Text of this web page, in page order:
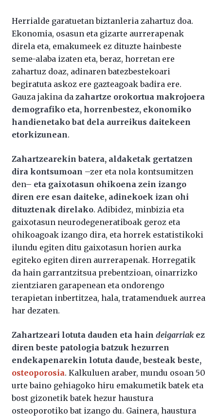
Herrialde garatuetan biztanleria zahartuz doa.
Ekonomia, osasun eta gizarte aurrerapenak
direla eta, emakumeek ez dituzte hainbeste
seme-alaba izaten eta, beraz, horretan ere
zahartuz doaz, adinaren batezbestekoari
begiratuta askoz ere gazteagoak badira ere.
Gauza jakina da zahartze orokortua makrojoera
demografiko eta, horrenbestez, ekonomiko
handienetako bat dela aurreikus daitekeen
etorkizunean.
Zahartzearekin batera, aldaketak gertatzen
dira kontsumoan –zer eta nola kontsumitzen
den– eta gaixotasun ohikoena zein izango
diren ere esan daiteke, adinekoek izan ohi
dituztenak direlako. Adibidez, minbizia eta
gaixotasun neurodegeneratiboak geroz eta
ohikoagoak izango dira, eta horrek estatistikoki
ilundu egiten ditu gaixotasun horien aurka
egiteko egiten diren aurrerapenak. Horregatik
da hain garrantzitsua prebentzioan, oinarrizko
zientziaren garapenean eta ondorengo
terapietan inbertitzea, hala, tratamenduek aurrea
har dezaten.
Zahartzeari lotuta dauden eta hain deigarriak ez
diren beste patologia batzuk hezurren
endekapenarekin lotuta daude, besteak beste,
osteoporosia. Kalkuluen araber, mundu osoan 50
urte baino gehiagoko hiru emakumetik batek eta
bost gizonetik batek hezur haustura
osteoporotiko bat izango du. Gainera, haustura